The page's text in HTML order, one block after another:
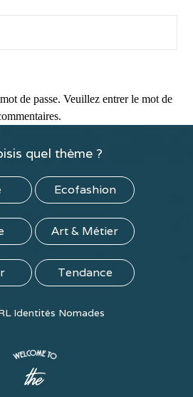
de passe. Veuillez entrer le mot de
quel thème ?
Ecofashion
Art & Métier
Tendance
Identités Nomades